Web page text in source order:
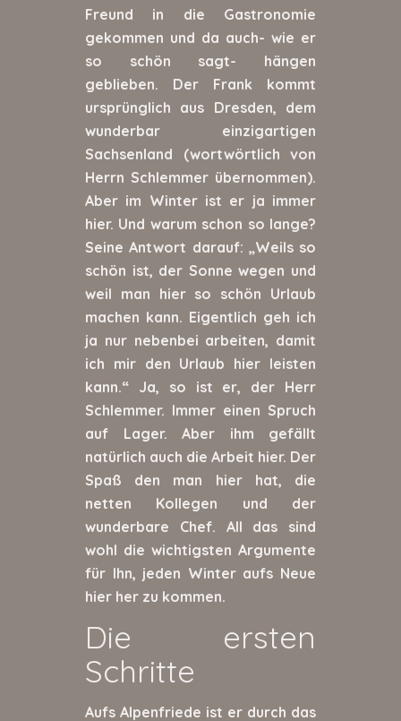
Freund in die Gastronomie
gekommen und da auch- wie er
so schön sagt- hängen
geblieben. Der Frank kommt
ursprünglich aus Dresden, dem
wunderbar einzigartigen
Sachsenland (wortwörtlich von
Herrn Schlemmer übernommen).
Aber im Winter ist er ja immer
hier. Und warum schon so lange?
Seine Antwort darauf: „Weils so
schön ist, der Sonne wegen und
weil man hier so schön Urlaub
machen kann. Eigentlich geh ich
ja nur nebenbei arbeiten, damit
ich mir den Urlaub hier leisten
kann.“ Ja, so ist er, der Herr
Schlemmer. Immer einen Spruch
auf Lager. Aber ihm gefällt
natürlich auch die Arbeit hier. Der
Spaß den man hier hat, die
netten Kollegen und der
wunderbare Chef. All das sind
wohl die wichtigsten Argumente
für Ihn, jeden Winter aufs Neue
hier her zu kommen.
Die ersten
Schritte
Aufs Alpenfriede ist er durch das